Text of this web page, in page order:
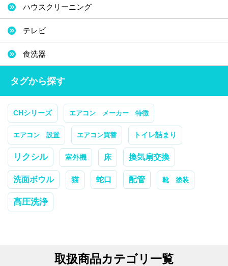
ハウスクリーニング
テレビ
食洗器
タグから探す
CHシリーズ エアコン メーカー 特徴
エアコン 設置 エアコン買替 トイレ詰まり
リクシル 室外機 床 換気扇交換
洗面ボウル 猫 蛇口 配管 靴 塗装
高圧洗浄
取扱商品カテゴリ一覧